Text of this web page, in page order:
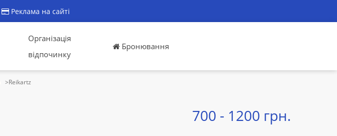
Реклама на сайті
Організація
відпочинку
Бронювання
Reikartz
700 - 1200 грн.